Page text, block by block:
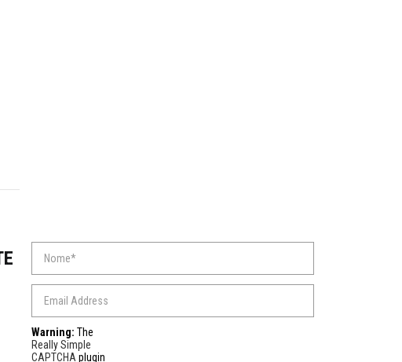
Warning: The
Really Simple
CAPTCHA plugin